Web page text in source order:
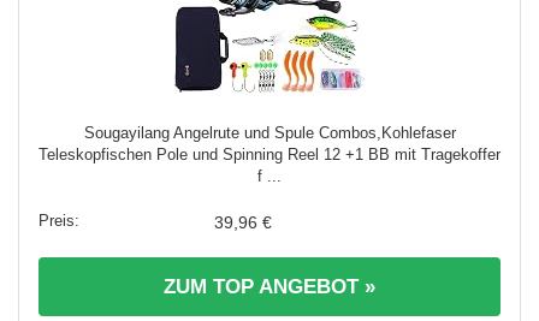
Sougayilang Angelrute und Spule Combos,Kohlefaser
Teleskopfischen Pole und Spinning Reel 12 +1 BB mit Tragekoffer
f ...
39,96 €
ZUM TOP ANGEBOT »